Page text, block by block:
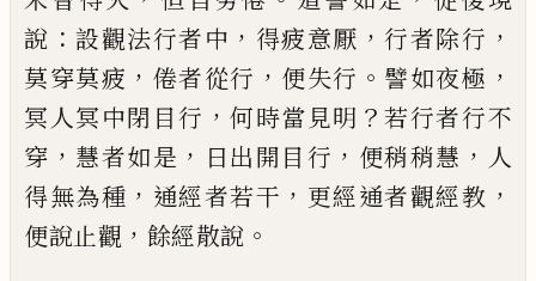
說 ：設觀法行者中 ， 得疲意厭 ，行者除行 ，
莫穿莫疲 ， 倦者從行 ， 便失行 。 譬如夜極 ，
冥人冥中閉目行 ，何時當見明 ？若行者行不
穿 ， 慧者如是 ， 日出開目行 ， 便稍稍慧 ， 人
得無為種 ， 通經者若干 ， 更經通者觀經教 ，
便說止觀 ， 餘經散說 。